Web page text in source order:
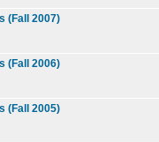
(Fall 2007)
(Fall 2006)
(Fall 2005)